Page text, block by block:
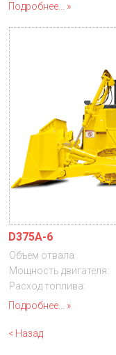
Подробнее...
D375A-6
Объем отвала:
Мощность двигателя:
Расход топлива:
Подробнее...
< Назад